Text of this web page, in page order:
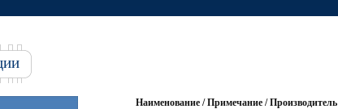
Наименование / Примечание / Производитель